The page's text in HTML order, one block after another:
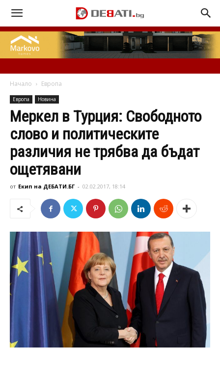
Начало Европа
Европа Новина
Меркел в Турция: Свободното
слово и политическите
различия не трябва да бъдат
ощетявани
от Екип на ДЕБАТИ.БГ - 02.02.2017, 18:14